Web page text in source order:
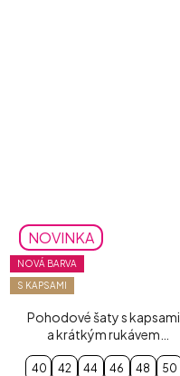
NOVINKA
NOVÁ BARVA
S KAPSAMI
Pohodové šaty s kapsami
a krátkým rukávem
mentolové
40 42 44 46 48 50